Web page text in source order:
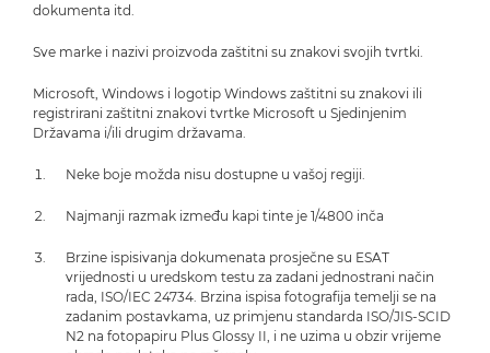
dokumenta itd.
Sve marke i nazivi proizvoda zaštitni su znakovi svojih tvrtki.
Microsoft, Windows i logotip Windows zaštitni su znakovi ili
registrirani zaštitni znakovi tvrtke Microsoft u Sjedinjenim
Državama i/ili drugim državama.
Neke boje možda nisu dostupne u vašoj regiji.
Najmanji razmak između kapi tinte je 1/4800 inča
Brzine ispisivanja dokumenata prosječne su ESAT
vrijednosti u uredskom testu za zadani jednostrani način
rada, ISO/IEC 24734. Brzina ispisa fotografija temelji se na
zadanim postavkama, uz primjenu standarda ISO/JIS-SCID
N2 na fotopapiru Plus Glossy II, i ne uzima u obzir vrijeme